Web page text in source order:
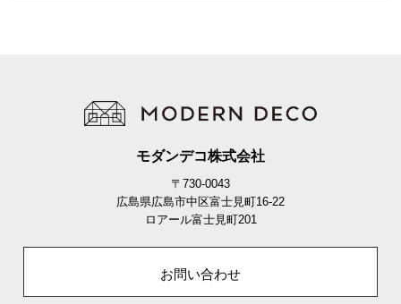
モダンデコ株式会社
〒730-0043
広島県広島市中区富士見町16-22
ロアール富士見町201
お問い合わせ